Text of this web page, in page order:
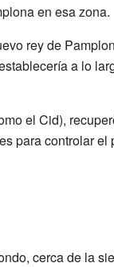
en esa zona.
rey de
a lo
el Cid),
para controlar el
cerca de la